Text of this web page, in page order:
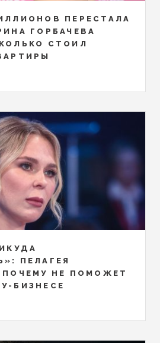
ПЕРЕСТАЛА
ГОРБАЧЕВА
СТОИЛ
ПЕЛАГЕЯ
ПОЧЕМУ НЕ ПОМОЖЕТ
БИЗНЕСЕ